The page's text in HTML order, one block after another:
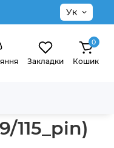
Ук
Закладки
0
Кошик
115_pin)